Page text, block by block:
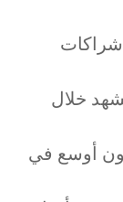
شراكات
خلال
أوسع في